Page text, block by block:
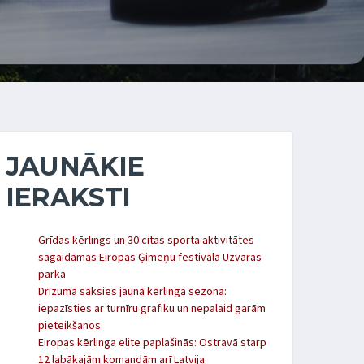
JAUNĀKIE
IERAKSTI
Grīdas kērlings un 30 citas sporta aktivitātes
sagaidāmas Eiropas Ģimeņu festivālā Uzvaras
parkā
Drīzumā sāksies jaunā kērlinga sezona:
iepazīsties ar turnīru grafiku un nepalaid garām
pieteikšanos
Eiropas kērlinga elite paplašinās: Ostravā starp
12 labākajām komandām arī Latvija